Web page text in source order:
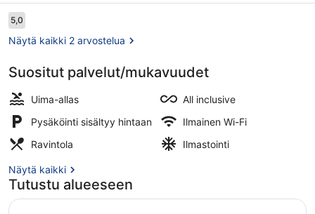
Näkymä majoituspaikasta
Arvostelut
5,05,0 kautta 10.
Näytä kaikki 2 arvostelua
Suositut palvelut/mukavuudet
Uima-allas
All inclusive
Pysäköinti sisältyy hintaan
Ilmainen Wi-Fi
Ravintola
Ilmastointi
Näytä kaikki
Tutustu alueeseen